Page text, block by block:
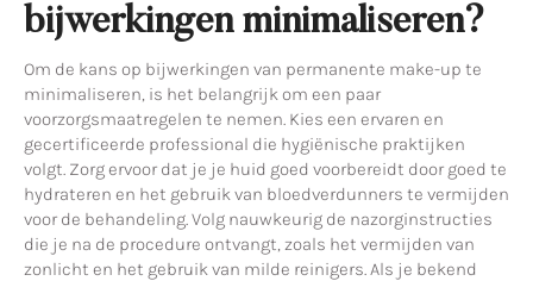
bijwerkingen minimaliseren?
Om de kans op bijwerkingen van permanente make-up te
minimaliseren, is het belangrijk om een paar
voorzorgsmaatregelen te nemen. Kies een ervaren en
gecertificeerde professional die hygiënische praktijken
volgt. Zorg ervoor dat je je huid goed voorbereidt door goed te
hydrateren en het gebruik van bloedverdunners te vermijden
voor de behandeling. Volg nauwkeurig de nazorginstructies
die je na de procedure ontvangt, zoals het vermijden van
zonlicht en het gebruik van milde reinigers. Als je bekend